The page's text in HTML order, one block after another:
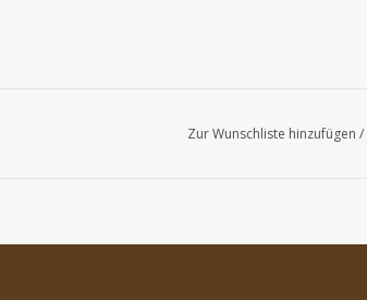
Zur Wunschliste hinzufügen /